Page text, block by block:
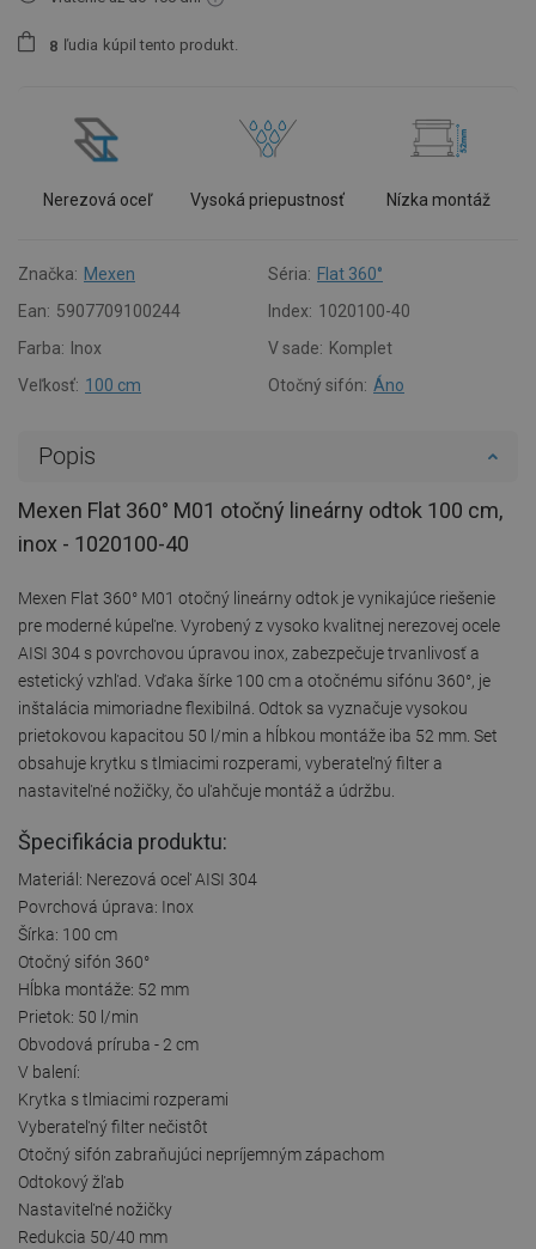
8 ľudia kúpil tento produkt.
Nerezová oceľ Vysoká priepustnosť Nízka montáž
Značka: Mexen Séria: Flat 360°
Ean: 5907709100244 Index: 1020100-40
Farba:
Inox V sade: Komplet
Veľkosť: 100 cm Otočný sifón: Áno
Popis
Mexen Flat 360° M01 otočný lineárny odtok 100 cm,
inox - 1020100-40
Mexen Flat 360° M01 otočný lineárny odtok je vynikajúce riešenie
pre moderné kúpeľne. Vyrobený z vysoko kvalitnej nerezovej ocele
AISI 304 s povrchovou úpravou inox, zabezpečuje trvanlivosť a
estetický vzhľad. Vďaka šírke 100 cm a otočnému sifónu 360°, je
inštalácia mimoriadne flexibilná. Odtok sa vyznačuje vysokou
prietokovou kapacitou 50 l/min a hĺbkou montáže iba 52 mm. Set
obsahuje krytku s tlmiacimi rozperami, vyberateľný filter a
nastaviteľné nožičky, čo uľahčuje montáž a údržbu.
Špecifikácia produktu:
Materiál: Nerezová oceľ AISI 304
Povrchová úprava: Inox
Šírka: 100 cm
Otočný sifón 360°
Hĺbka montáže: 52 mm
Prietok: 50 l/min
Obvodová príruba - 2 cm
V balení:
Krytka s tlmiacimi rozperami
Vyberateľný filter nečistôt
Otočný sifón zabraňujúci nepríjemným zápachom
Odtokový žľab
Nastaviteľné nožičky
Redukcia 50/40 mm